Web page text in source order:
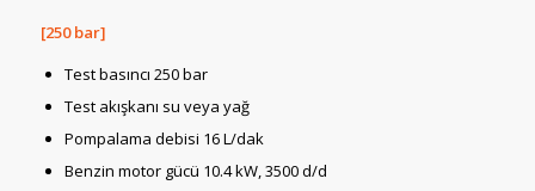
[250 bar]
Test basıncı 250 bar
Test akışkanı su veya yağ
Pompalama debisi 16 L/dak
Benzin motor gücü 10.4 kW, 3500 d/d